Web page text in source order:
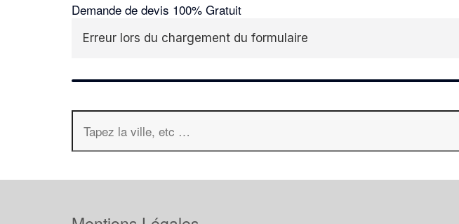
Demande de devis 100% Gratuit
Erreur lors du chargement du formulaire